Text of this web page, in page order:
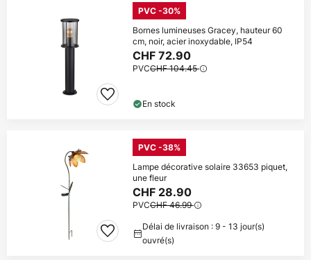
PVC -30%
Bornes lumineuses Gracey, hauteur 60
cm, noir, acier inoxydable, IP54
CHF 72.90
PVCCHF 104.45
En stock
PVC -38%
Lampe décorative solaire 33653 piquet,
une fleur
CHF 28.90
PVCCHF 46.99
Délai de livraison : 9 - 13 jour(s)
ouvré(s)